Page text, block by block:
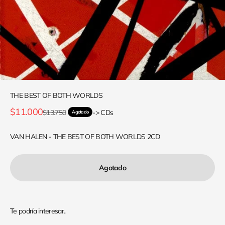
THE BEST OF BOTH WORLDS
Precio de oferta
$11.000Precio normal
$13.750 Agotado -> CDs
VAN HALEN - THE BEST OF BOTH WORLDS 2CD
Agotado